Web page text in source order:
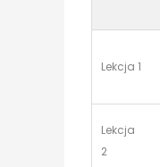
Lekcja 1
Lekcja
2